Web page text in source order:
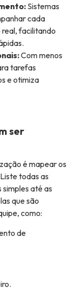
Sistemas
cada
facilitando
Com menos
tarefas
e otimiza
ser
é mapear os
todas as
até as
que são
como:
de